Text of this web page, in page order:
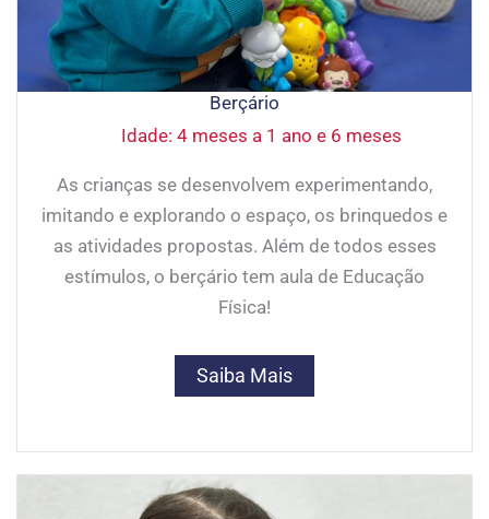
Berçário
Idade: 4 meses a 1 ano e 6 meses
As crianças se desenvolvem experimentando,
imitando e explorando o espaço, os brinquedos e
as atividades propostas. Além de todos esses
estímulos, o berçário tem aula de Educação
Física!
Saiba Mais